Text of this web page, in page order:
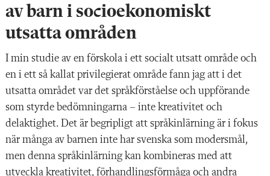
av barn i socioekonomiskt
utsatta områden
I min studie av en förskola i ett socialt utsatt område och
en i ett så kallat privilegierat område fann jag att i det
utsatta området var det språkförståelse och uppförande
som styrde bedömningarna – inte kreativitet och
delaktighet. Det är begripligt att språkinlärning är i fokus
när många av barnen inte har svenska som modersmål,
men denna språkinlärning kan kombineras med att
utveckla kreativitet, förhandlingsförmåga och andra